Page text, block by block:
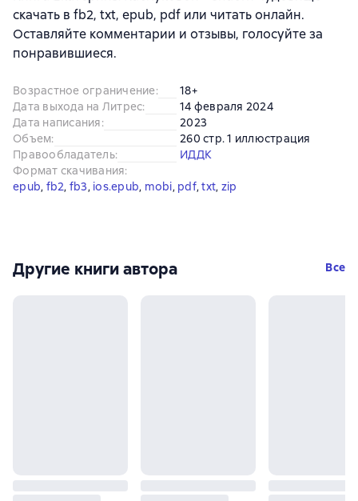
скачать в fb2, txt, epub, pdf или читать онлайн.
Оставляйте комментарии и отзывы, голосуйте за
понравившиеся.
Возрастное ограничение:
18+
Дата выхода на Литрес:
14 февраля 2024
Дата написания:
2023
Объем:
260 стр. 1 иллюстрация
Правообладатель:
ИДДК
Формат скачивания:
epub, fb2, fb3, ios.epub, mobi, pdf, txt, zip
Другие книги автора Все